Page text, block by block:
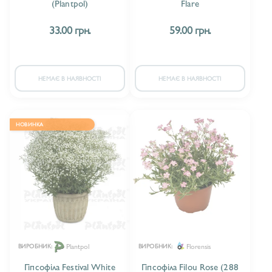
ВАЛЬДШТЕЙНІЯ/WALDSTEINIA
ВЕРБАСКУМ/VEREBASCUM 5
ВЕРБЕНА / VERBENA
ВЕРОНІКА/VERONICA
ВІОЛА/VIOLA 3
ГEЛІАНТЕМУМ/HELIANTHEMUM 4
ГАУРА/GAURA
ГЕЙХЕРЕЛА/HEUCHERELLA
ГЕЛЕНІУМ/HELENIUM
(Plantpol)
33.00 грн.
НЕМАЄ В НАЯВНОСТІ
Flare
59.00 грн.
НЕМАЄ В НАЯВНОСТІ
НОВИНКА
ВИРОБНИК: Plantpol
Гіпсофіла Festival White
ВИРОБНИК: Florensis
Гіпсофіла Filou Rose (288